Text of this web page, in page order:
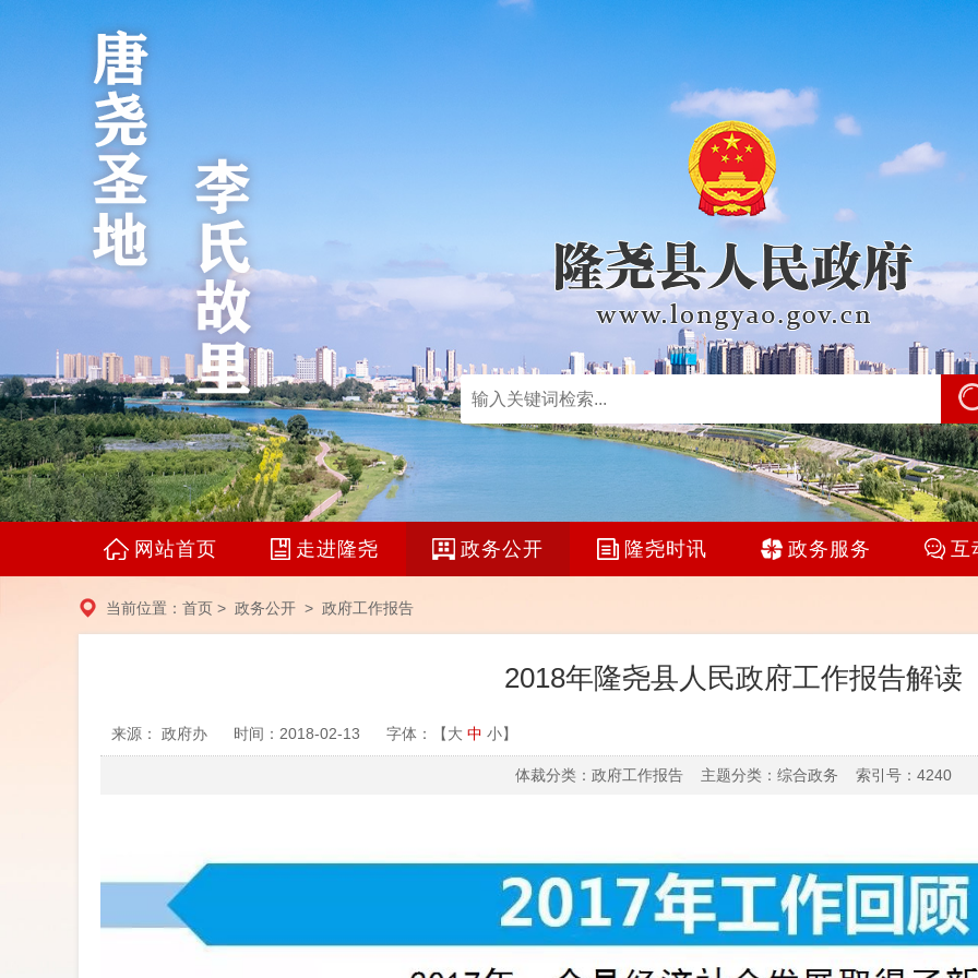
网站首页 走进隆尧 政务公开 隆尧时讯 政务服务 互
当前位置： 首页 > 政务公开 > 政府工作报告
2018年隆尧县人民政府工作报告解读
来源： 政府办 时间：2018-02-13 字体：【大 中 小】
体裁分类：政府工作报告 主题分类：综合政务 索引号：4240